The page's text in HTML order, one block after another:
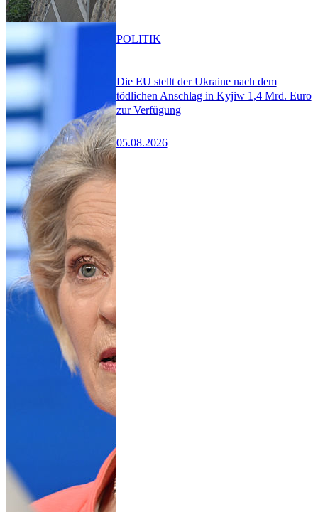
Die EU stellt der Ukraine nach dem
tödlichen Anschlag in Kyjiw 1,4 Mrd. Euro
zur Verfügung
05.08.2026
POLITIK